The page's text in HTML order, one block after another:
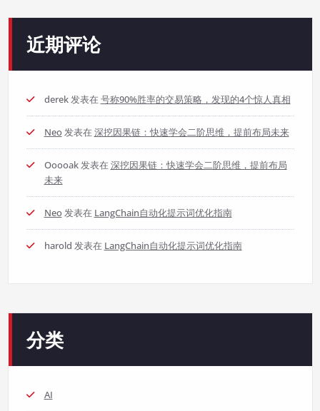
近期评论
derek发表在 号称90%胜率的交易策略，发现的4个惊人真相
Neo发表在 深挖因果链：快速学会二阶思维，提前布局未来
Ooooak发表在 深挖因果链：快速学会二阶思维，提前布局
未来
Neo发表在 LangChain自动化提示词优化指南
harold 发表在 LangChain自动化提示词优化指南
分类
AI